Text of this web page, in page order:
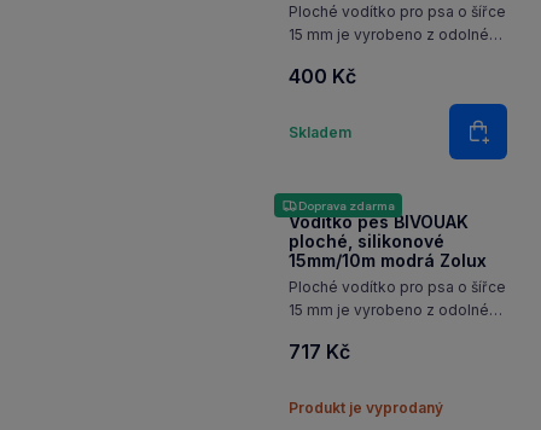
Ploché vodítko pro psa o šířce
15 mm je vyrobeno z odolného
bezpečnost použití a snadné
čištění. Díky reflexním pruhům
je zvíře lépe vidět při
večerních procházkách. Díky…
400 Kč
Skladem
Množství
Do
Doprava zdarma
Vodítko pes BIVOUAK
ploché, silikonové
15mm/10m modrá Zolux
Ploché vodítko pro psa o šířce
15 mm je vyrobeno z odolného
bezpečnost použití a snadné
je zvíře lépe vidět při
717 Kč
Produkt je vyprodaný